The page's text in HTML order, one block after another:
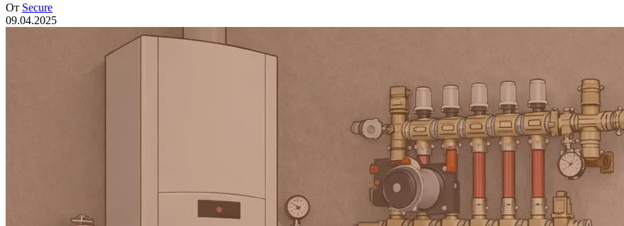
От Secure
09.04.2025